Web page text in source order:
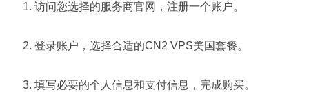
访问您选择的服务商官网，注册一个账户。
登录账户，选择合适的CN2 VPS美国套餐。
填写必要的个人信息和支付信息，完成购买。